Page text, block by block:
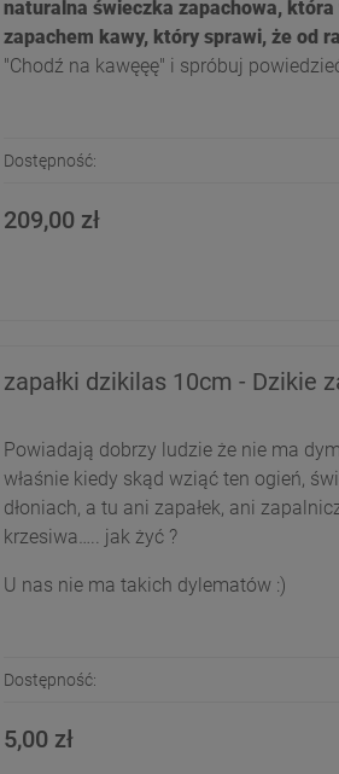
naturalna świeczka zapachowa, która
zapachem kawy, który sprawi, że od
"Chodź na kawęęę" i spróbuj
Dostępność:
209,00 zł
zapałki dzikilas 10cm - Dzikie
Powiadają dobrzy ludzie że nie ma
właśnie kiedy skąd wziąć ten ogień,
dłoniach, a tu ani zapałek, ani
krzesiwa….. jak żyć ?
U nas nie ma takich dylematów :)
Dostępność:
5,00 zł